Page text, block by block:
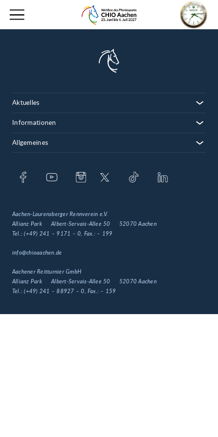
Aktuelles
Informationen
Allgemeines
Aachen-Laurensberger Rennverein e.V.
Allianz Park
Albert-Servais-Allee 50
52070 Aachen
Tel.:(+49) 241 – 9171 – 0 , Fax.: – 199
info@chioaachen.de
Aachener Reitturnier GmbH
Allianz Park
Albert-Servais-Allee 50
52070 Aachen
Tel.:(+49) 241 – 88927 – 0 , Fax.: – 159